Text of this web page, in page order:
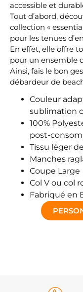
accessible et
Tout d’abord,
collection «
pour les tenues
En effet, elle offre
pour un ensemble
Ainsi, fais le bon
débardeur de
Couleur
sublimation
100%
post-
Tissu léger
Manches
Coupe Large
Col V ou col
Fabriqué en